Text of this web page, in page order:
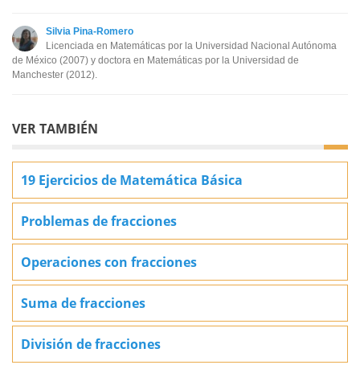
Otro
Silvia Pina-Romero
Licenciada en Matemáticas por la Universidad Nacional Autónoma
de México (2007) y doctora en Matemáticas por la Universidad de
Manchester (2012).
VER TAMBIÉN
19 Ejercicios de Matemática Básica
Problemas de fracciones
Operaciones con fracciones
Suma de fracciones
División de fracciones